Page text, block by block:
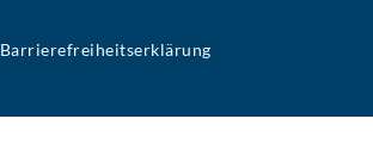
Barrierefreiheitserklärung